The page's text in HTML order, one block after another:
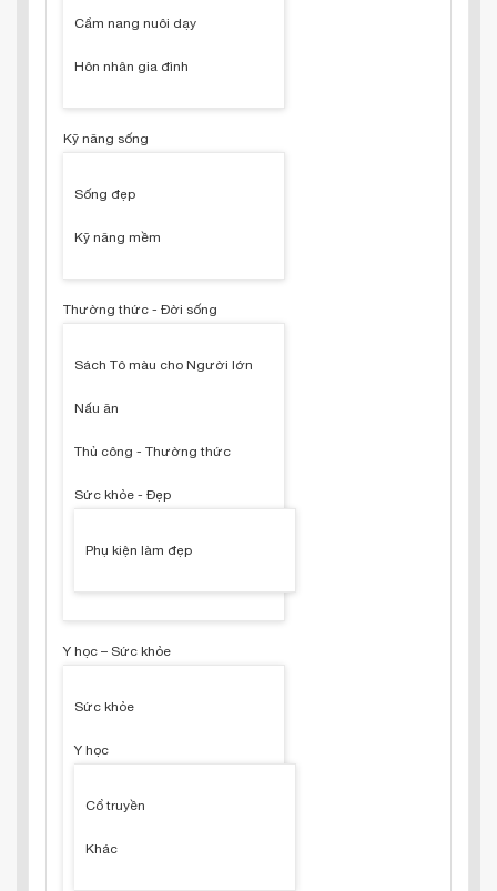
Cẩm nang nuôi dạy
Hôn nhân gia đình
Kỹ năng sống
Sống đẹp
Kỹ năng mềm
Thường thức - Đời sống
Sách Tô màu cho Người lớn
Nấu ăn
Thủ công - Thường thức
Sức khỏe - Đẹp
Phụ kiện làm đẹp
Y học – Sức khỏe
Sức khỏe
Y học
Cổ truyền
Khác